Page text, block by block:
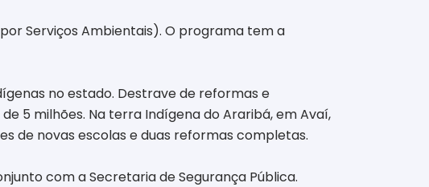
Serviços Ambientais). O programa tem a
no estado. Destrave de reformas e
5 milhões. Na terra Indígena do Araribá, em Avaí,
de novas escolas e duas reformas completas.
com a Secretaria de Segurança Pública.